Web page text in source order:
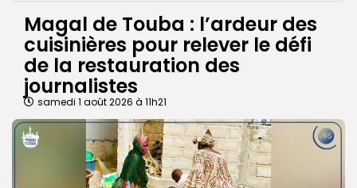
Magal de Touba : l’ardeur des
cuisinières pour relever le défi
de la restauration des
journalistes
samedi 1 août 2026 à 11h21